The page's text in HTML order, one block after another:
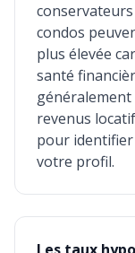
condos
plus élevée
santé
généralement
revenus
pour identifier
votre profil.